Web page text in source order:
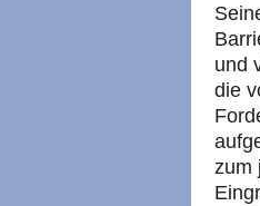
und
die
zum